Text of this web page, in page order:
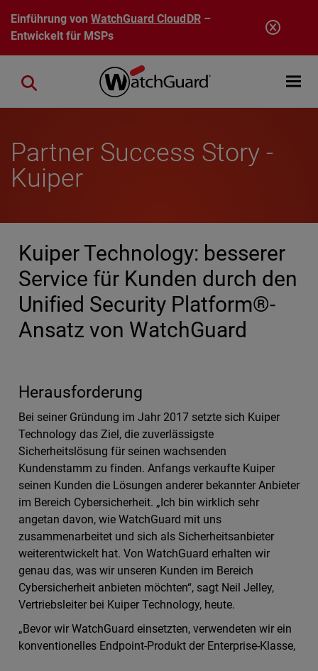
Direkt zum Inhalt
Einführung vonWatchGuard CloudDR–
Entwickelt für MSPs
Open
Close search
Partner Success Story -
Kuiper
Kuiper Technology: besserer
Service für Kunden durch den
Unified Security Platform®-
Ansatz von WatchGuard
Herausforderung
Bei seiner Gründung im Jahr 2017 setzte sich Kuiper
Technology das Ziel, die zuverlässigste
Sicherheitslösung für seinen wachsenden
Kundenstamm zu finden. Anfangs verkaufte Kuiper
seinen Kunden die Lösungen anderer bekannter Anbieter
im Bereich Cybersicherheit. „Ich bin wirklich sehr
angetan davon, wie WatchGuard mit uns
zusammenarbeitet und sich als Sicherheitsanbieter
weiterentwickelt hat. Von WatchGuard erhalten wir
genau das, was wir unseren Kunden im Bereich
Cybersicherheit anbieten möchten“, sagt Neil Jelley,
Vertriebsleiter bei Kuiper Technology, heute.
„Bevor wir WatchGuard einsetzten, verwendeten wir ein
konventionelles Endpoint-Produkt der Enterprise-Klasse,